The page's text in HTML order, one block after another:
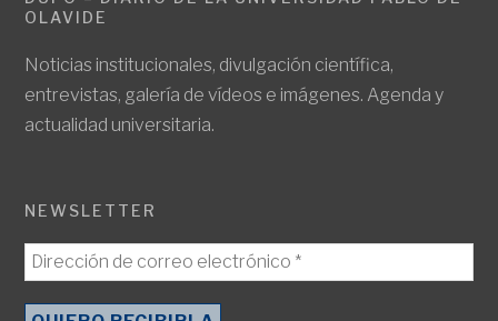
OLAVIDE
Noticias institucionales, divulgación científica,
entrevistas, galería de vídeos e imágenes. Agenda y
actualidad universitaria.
NEWSLETTER